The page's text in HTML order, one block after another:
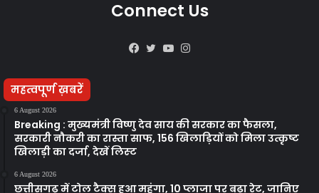
Connect Us
Facebook
TwitterYouTube
महत्वपूर्ण ख़बरें
6 August 2026
Breaking : मुख्यमंत्री विष्णु देव साय की सरकार का फैसला,
सरकारी नौकरी का रास्ता साफ, 156 खिलाड़ियों को मिला उत्कृष्ट
खिलाड़ी का दर्जा, देखें लिस्‍ट
6 August 2026
छत्तीसगढ़ में टोल टैक्स हुआ महंगा, 10 प्लाजा पर बढ़ा रेट, जानिए